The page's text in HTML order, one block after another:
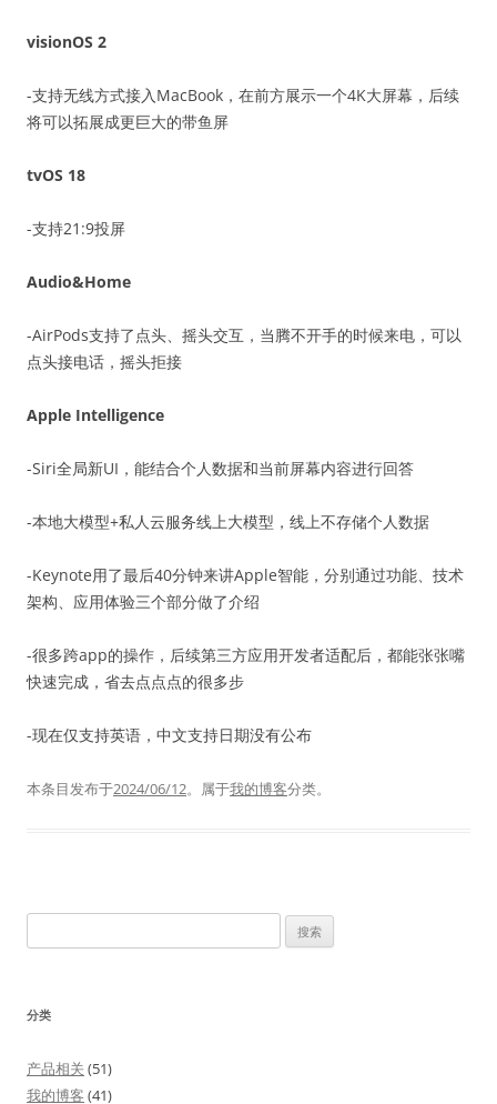
visionOS 2
-支持无线方式接入MacBook，在前方展示一个4K大屏幕，后续
将可以拓展成更巨大的带鱼屏
tvOS 18
-支持21:9投屏
Audio&Home
-AirPods支持了点头、摇头交互，当腾不开手的时候来电，可以
点头接电话，摇头拒接
Apple Intelligence
-Siri全局新UI，能结合个人数据和当前屏幕内容进行回答
-本地大模型+私人云服务线上大模型，线上不存储个人数据
-Keynote用了最后40分钟来讲Apple智能，分别通过功能、技术
架构、应用体验三个部分做了介绍
-很多跨app的操作，后续第三方应用开发者适配后，都能张张嘴
快速完成，省去点点点的很多步
-现在仅支持英语，中文支持日期没有公布
本条目发布于2024/06/12。属于我的博客分类。
索：
分类
产品相关 (51)
我的博客 (41)